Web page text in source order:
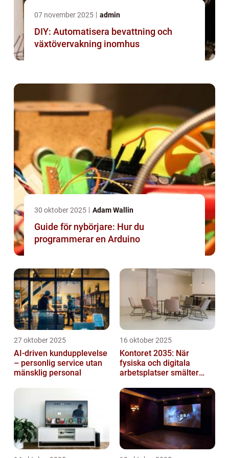
07 november 2025 admin
DIY: Automatisera bevattning och
växtövervakning inomhus
30 oktober 2025 Adam Wallin
Guide för nybörjare: Hur du
programmerar en Arduino
27 oktober 2025
AI-driven kundupplevelse
– personlig service utan
mänsklig personal
16 oktober 2025
Kontoret 2035: När
fysiska och digitala
arbetsplatser smälter